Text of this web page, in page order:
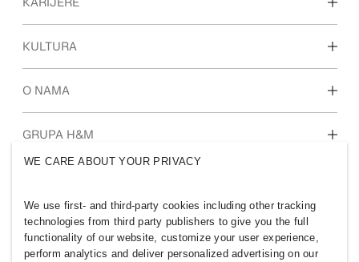
Otkrijte naša područja rada
KULTURA
Naša kultura i prednosti
O NAMA
Tko smo mi
Uključenost i raznolikost
GRUPA H&M
WE CARE ABOUT YOUR PRIVACY
We use first- and third-party cookies including other tracking
technologies from third party publishers to give you the full
functionality of our website, customize your user experience,
perform analytics and deliver personalized advertising on our